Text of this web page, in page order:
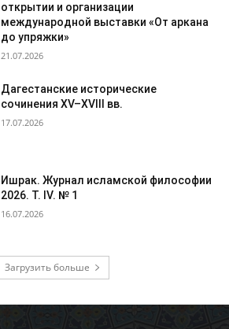
открытии и организации
международной выставки «От аркана
до упряжки»
21.07.2026
Дагестанские исторические
сочинения XV–XVIII вв.
17.07.2026
Ишрак. Журнал исламской философии
2026. Т. IV. № 1
16.07.2026
Загрузить больше